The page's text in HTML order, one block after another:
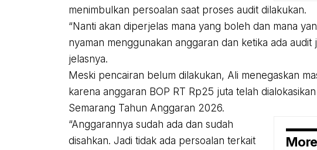
menimbulkan persoalan saat proses audit dilakukan.
“Nanti akan diperjelas mana yang boleh dan mana
nyaman menggunakan anggaran dan ketika ada
jelasnya.
Meski pencairan belum dilakukan, Ali menegaskan
karena anggaran BOP RT Rp25 juta telah
Semarang Tahun Anggaran 2026.
“Anggarannya sudah ada dan sudah
disahkan. Jadi tidak ada persoalan terkait